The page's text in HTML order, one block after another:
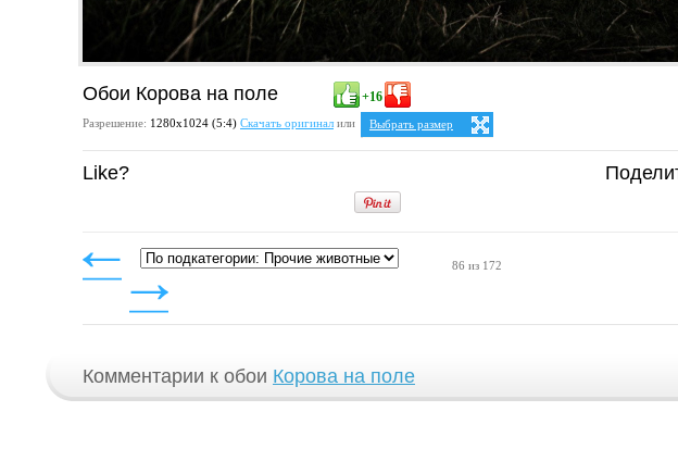
Обои Корова на поле +16
Разрешение: 1280х1024 (5:4) Скачать оригинал или
Выбрать размер
Ваше разрешение:Не определено
4:3
1024x768
16:10
1280x800
Like?
86 из 172
Комментарии к обои Корова на поле